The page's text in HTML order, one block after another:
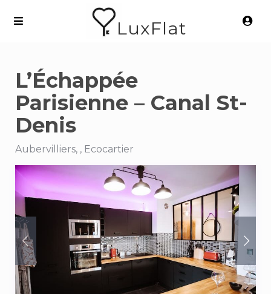
LuxFlat
L’Échappée
Parisienne – Canal St-
Denis
Aubervilliers, , Ecocartier